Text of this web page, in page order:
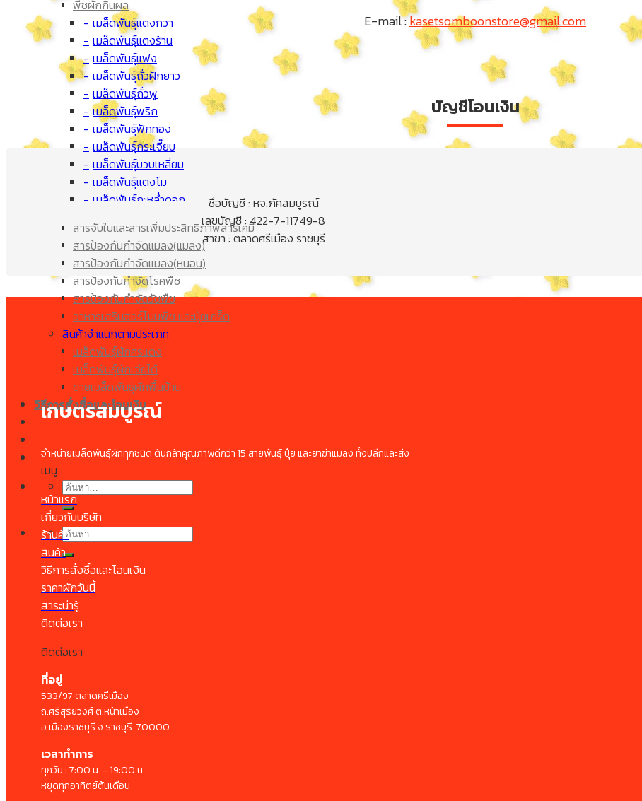
พืชผักกินผล
เมล็ดพันธุ์แตงกวา
เมล็ดพันธุ์แตงร้าน
เมล็ดพันธุ์แฟง
เมล็ดพันธุ์ถั่วฝักยาว
เมล็ดพันธุ์ถั่วพู
เมล็ดพันธุ์พริก
เมล็ดพันธุ์ฟักทอง
เมล็ดพันธุ์กระเจี๊ยบ
เมล็ดพันธุ์บวบเหลี่ยม
เมล็ดพันธุ์แตงโม
เมล็ดพันธุ์กะหล่ำดอก
เมล็ดพันธุ์ผักกาด
เมล็ดพันธุ์มะเขือยาว
เมล็ด ข้าวโพด
เมล็ดพันธุ์มะระขี้นก
เมล็ดพันธุ์มะระ
เมล็ดพันธุ์มะละกอ
เมล็ดพันธุ์มะเขือเปราะ
เมล็ด กะหล่ำปลี
สารจับใบและสารเพิ่มประสิทธิภาพสารเคมี
สารป้องกันกำจัดแมลง(แมลง)
สารป้องกันกำจัดแมลง(หนอน)
สารป้องกันกำจัดโรคพืช
สารป้องกันกำจัดวัชพืช
อาหารเสริมฮอร์โมนพืช และปุ๋ยเกร็ด
สินค้าจำแนกตามประเภท
เมล็ดพันธุ์ผักศรแดง
เมล็ดพันธุ์ผักเจียไต๋
ขายเมล็ดพันธุ์ผักพื้นบ้าน
วิธีการสั่งซื้อและโอนเงิน
ราคาผัก วันนี้
ติดต่อเรา
ค้นหา:
ค้นหา:
E-mail :kasetsomboonstore@gmail.com
บัญชีโอนเงิน
ชื่อบัญชี : หจ.ภัคสมบูรณ์
เลขบัญชี : 422-7-11749-8
สาขา : ตลาดศรีเมือง ราชบุรี
เกษตรสมบูรณ์
จำหน่ายเมล็ดพันธุ์ผักทุกชนิด ต้นกล้าคุณภาพดีกว่า 15 สายพันธุ์ ปุ๋ย และยาฆ่าแมลง ทั้งปลีกและส่ง
เมนู
หน้าแรก
เกี่ยวกับบริษัท
ร้านค้า
สินค้า
วิธีการสั่งซื้อและโอนเงิน
ราคาผักวันนี้
สาระน่ารู้
ติดต่อเรา
ติดต่อเรา
ที่อยู่
533/97 ตลาดศรีเมือง
ถ.ศรีสุริยวงศ์ ต.หน้าเมือง
อ.เมืองราชบุรี จ.ราชบุรี 70000
เวลาทำการ
ทุกวัน : 7:00 น. – 19:00 น.
หยุดทุกอาทิตย์ต้นเดือน